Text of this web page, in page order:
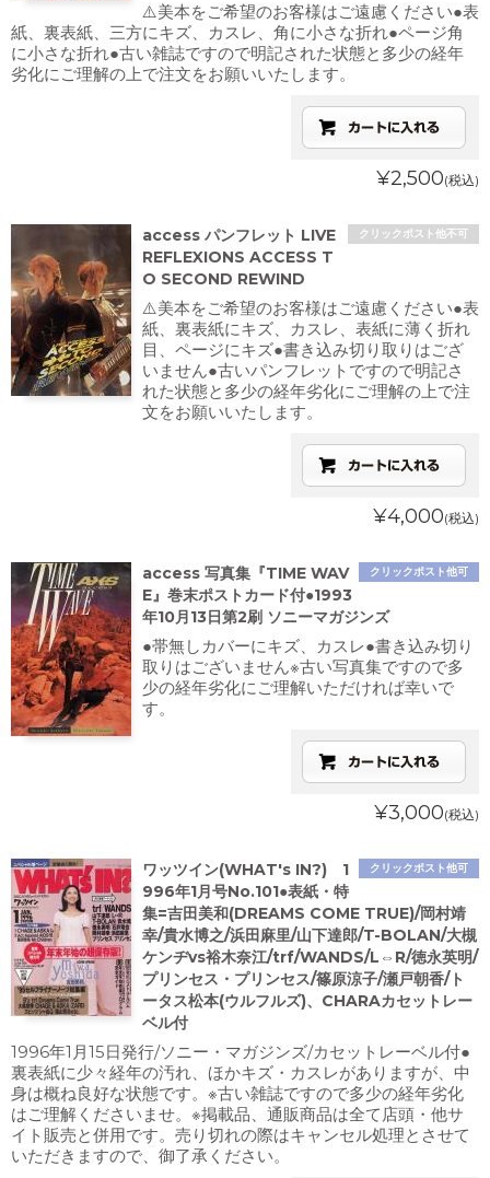
⚠️美本をご希望のお客様はご遠慮ください●表
紙、裏表紙、三方にキズ、カスレ、角に小さな折れ●ページ角
に小さな折れ●古い雑誌ですので明記された状態と多少の経年
劣化にご理解の上で注文をお願いいたします。
¥2,500(税込)
クリックポスト他不可
access パンフレット LIVE
REFLEXIONS ACCESS T
O SECOND REWIND
⚠️美本をご希望のお客様はご遠慮ください●表
紙、裏表紙にキズ、カスレ、表紙に薄く折れ
目、ページにキズ●書き込み切り取りはござ
いません●古いパンフレットですので明記さ
れた状態と多少の経年劣化にご理解の上で注
文をお願いいたします。
¥4,000(税込)
クリックポスト他可
access 写真集『TIME WAV
E』巻末ポストカード付●1993
年10月13日第2刷 ソニーマガジンズ
●帯無しカバーにキズ、カスレ●書き込み切り
取りはございません※古い写真集ですので多
少の経年劣化にご理解いただければ幸いで
す。
¥3,000(税込)
クリックポスト他可
ワッツイン(WHAT's IN?) 1
996年1月号No.101●表紙・特
集=吉田美和(DREAMS COME TRUE)/岡村靖
幸/貴水博之/浜田麻里/山下達郎/T-BOLAN/大槻
ケンヂvs裕木奈江/trf/WANDS/L⇔R/徳永英明/
プリンセス・プリンセス/篠原涼子/瀬戸朝香/ト
ータス松本(ウルフルズ)、CHARAカセットレー
ベル付
1996年1月15日発行/ソニー・マガジンズ/カセットレーベル付●
裏表紙に少々経年の汚れ、ほかキズ・カスレがありますが、中
身は概ね良好な状態です。※古い雑誌ですので多少の経年劣化
はご理解くださいませ。※掲載品、通販商品は全て店頭・他サ
イト販売と併用です。売り切れの際はキャンセル処理とさせて
いただきますので、御了承ください。